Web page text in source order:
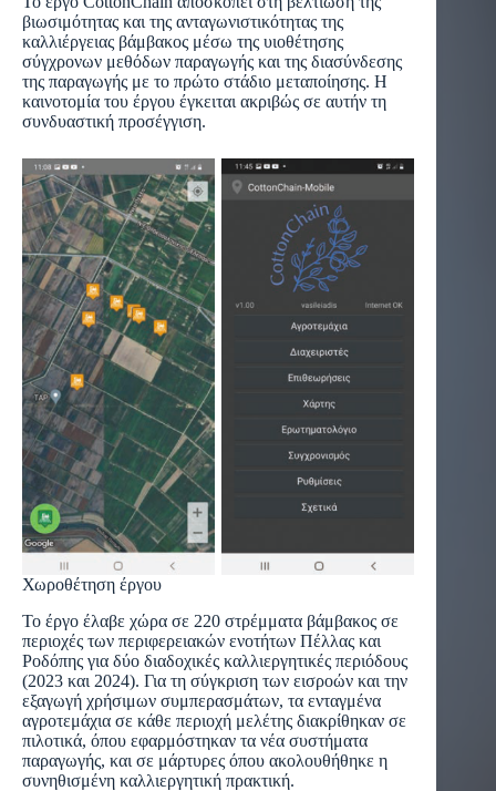
βιωσιμότητας και της ανταγωνιστικότητας της
καλλιέργειας βάμβακος μέσω της υιοθέτησης
σύγχρονων μεθόδων παραγωγής και της διασύνδεσης
της παραγωγής με το πρώτο στάδιο μεταποίησης. Η
καινοτομία του έργου έγκειται ακριβώς σε αυτήν τη
συνδυαστική προσέγγιση.
Χωροθέτηση έργου
Το έργο έλαβε χώρα σε 220 στρέμματα βάμβακος σε
περιοχές των περιφερειακών ενοτήτων Πέλλας και
Ροδόπης για δύο διαδοχικές καλλιεργητικές περιόδους
(2023 και 2024). Για τη σύγκριση των εισροών και την
εξαγωγή χρήσιμων συμπερασμάτων, τα ενταγμένα
αγροτεμάχια σε κάθε περιοχή μελέτης διακρίθηκαν σε
πιλοτικά, όπου εφαρμόστηκαν τα νέα συστήματα
παραγωγής, και σε μάρτυρες όπου ακολουθήθηκε η
συνηθισμένη καλλιεργητική πρακτική.